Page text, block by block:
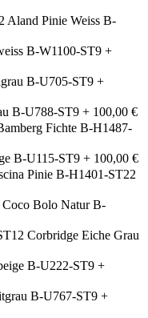
Aland Pinie Weiss B-
B-W1100-ST9 +
B-U705-ST9 +
B-U788-ST9 + 100,00 €
Fichte B-H1487-
B-U115-ST9 + 100,00 €
Pinie B-H1401-ST22
Coco Bolo Natur B-
Corbridge Eiche Grau
B-U222-ST9 +
B-U767-ST9 +